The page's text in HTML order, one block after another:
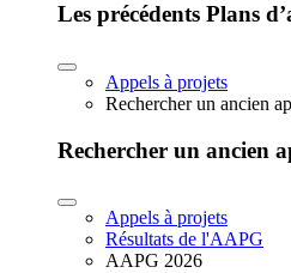
Les précédents Plans
Appels à projets
Rechercher un ancien
Rechercher un ancien
Appels à projets
Résultats de l'AAPG
AAPG 2026